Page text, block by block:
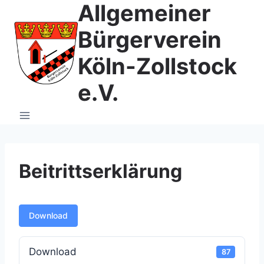
Inhalt
springen
Allgemeiner
Bürgerverein
Köln-Zollstock
e.V.
Beitrittserklärung
Download
Download 87